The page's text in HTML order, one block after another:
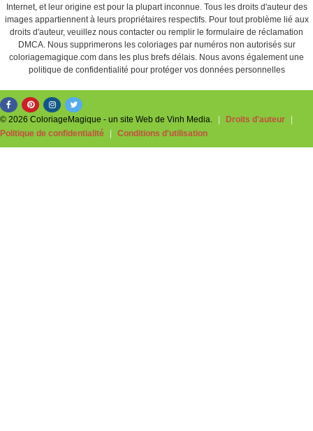
Internet, et leur origine est pour la plupart inconnue. Tous les droits d'auteur des
images appartiennent à leurs propriétaires respectifs. Pour tout problème lié aux
droits d'auteur, veuillez nous contacter ou remplir le formulaire de réclamation
DMCA. Nous supprimerons les coloriages par numéros non autorisés sur
coloriagemagique.com dans les plus brefs délais. Nous avons également une
politique de confidentialité pour protéger vos données personnelles
© 2026 ColoriageMagique - un site Web de Vinh Media. Droits d'auteur
Politique de confidentialité
Conditions d'utilisation